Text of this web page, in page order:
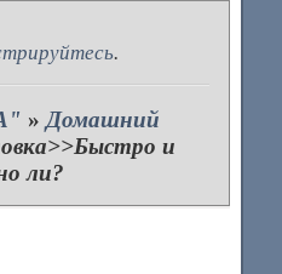
.
» Домашний
и
ли?